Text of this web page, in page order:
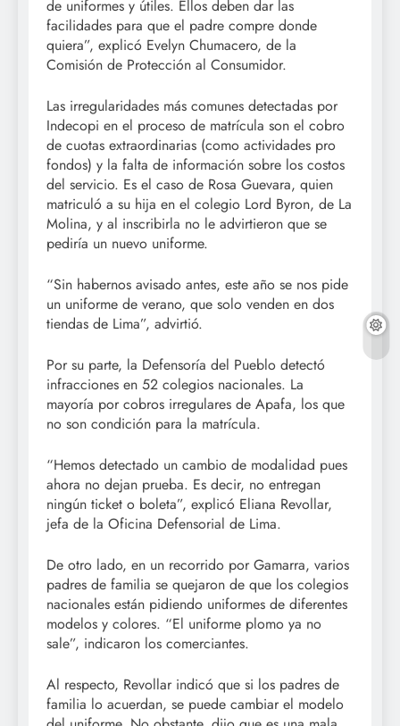
de uniformes y útiles. Ellos deben dar las
facilidades para que el padre compre donde
quiera”, explicó Evelyn Chumacero, de la
Comisión de Protección al Consumidor.
Las irregularidades más comunes detectadas por
Indecopi en el proceso de matrícula son el cobro
de cuotas extraordinarias (como actividades pro
fondos) y la falta de información sobre los costos
del servicio. Es el caso de Rosa Guevara, quien
matriculó a su hija en el colegio Lord Byron, de La
Molina, y al inscribirla no le advirtieron que se
pediría un nuevo uniforme.
“Sin habernos avisado antes, este año se nos pide
un uniforme de verano, que solo venden en dos
tiendas de Lima”, advirtió.
Por su parte, la Defensoría del Pueblo detectó
infracciones en 52 colegios nacionales. La
mayoría por cobros irregulares de Apafa, los que
no son condición para la matrícula.
“Hemos detectado un cambio de modalidad pues
ahora no dejan prueba. Es decir, no entregan
ningún ticket o boleta”, explicó Eliana Revollar,
jefa de la Oficina Defensorial de Lima.
De otro lado, en un recorrido por Gamarra, varios
padres de familia se quejaron de que los colegios
nacionales están pidiendo uniformes de diferentes
modelos y colores. “El uniforme plomo ya no
sale”, indicaron los comerciantes.
Al respecto, Revollar indicó que si los padres de
familia lo acuerdan, se puede cambiar el modelo